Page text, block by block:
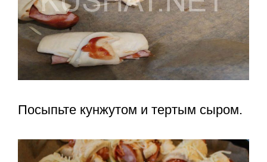
Посыпьте кунжутом и тертым сыром.